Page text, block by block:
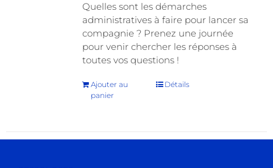
Quelles sont les démarches
administratives à faire pour lancer sa
compagnie ? Prenez une journée
pour venir chercher les réponses à
toutes vos questions !
Ajouter au
panier
Détails